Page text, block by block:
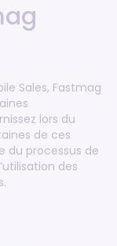
Sales, Fastmag
lors du
de ces
du processus de
des